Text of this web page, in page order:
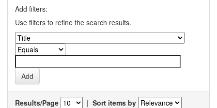
Add filters:
Use filters to refine the search results.
Results/Page | Sort items by